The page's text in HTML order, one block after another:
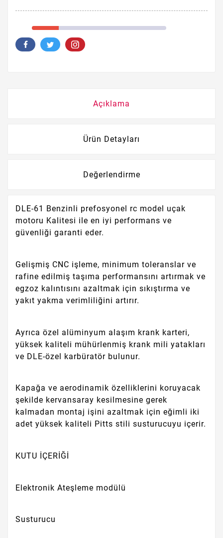
Açıklama
Ürün Detayları
Değerlendirme
DLE-61 Benzinli prefosyonel rc model uçak
motoru Kalitesi ile en iyi performans ve
güvenliği garanti eder.
Gelişmiş CNC işleme, minimum toleranslar ve
rafine edilmiş taşıma performansını artırmak ve
egzoz kalıntısını azaltmak için sıkıştırma ve
yakıt yakma verimliliğini artırır.
Ayrıca özel alüminyum alaşım krank karteri,
yüksek kaliteli mühürlenmiş krank mili yatakları
ve DLE-özel karbüratör bulunur.
Kapağa ve aerodinamik özelliklerini koruyacak
şekilde kervansaray kesilmesine gerek
kalmadan montaj işini azaltmak için eğimli iki
adet yüksek kaliteli Pitts stili susturucuyu içerir.
KUTU İÇERİĞİ
Elektronik Ateşleme modülü
Susturucu